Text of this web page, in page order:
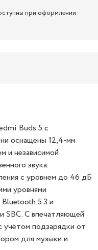
при оформлении
Buds 5 с
оснащены 12,4-мм
и независимой
звука.
с уровнем до 46 дБ
уровнями
5.3 и
SBC. С впечатляющей
учётом подзарядки от
для музыки и